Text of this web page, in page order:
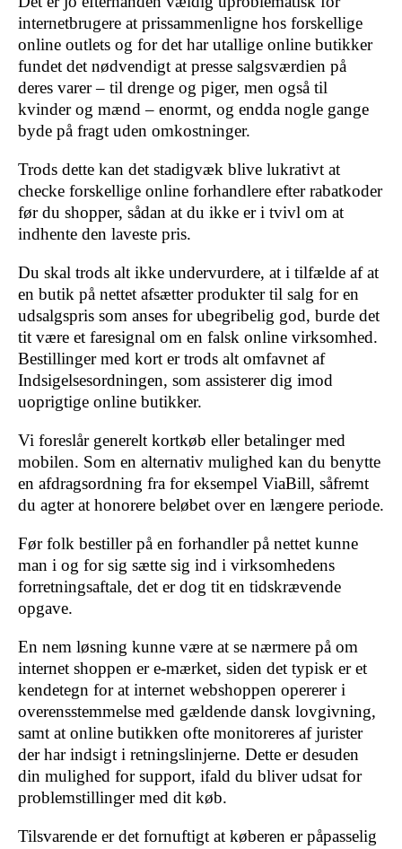
internetbrugere at prissammenligne hos forskellige
online outlets og for det har utallige online butikker
fundet det nødvendigt at presse salgsværdien på
deres varer – til drenge og piger, men også til
kvinder og mænd – enormt, og endda nogle gange
byde på fragt uden omkostninger.
Trods dette kan det stadigvæk blive lukrativt at
checke forskellige online forhandlere efter rabatkoder
før du shopper, sådan at du ikke er i tvivl om at
indhente den laveste pris.
Du skal trods alt ikke undervurdere, at i tilfælde af at
en butik på nettet afsætter produkter til salg for en
udsalgspris som anses for ubegribelig god, burde det
tit være et faresignal om en falsk online virksomhed.
Bestillinger med kort er trods alt omfavnet af
Indsigelsesordningen, som assisterer dig imod
uoprigtige online butikker.
Vi foreslår generelt kortkøb eller betalinger med
mobilen. Som en alternativ mulighed kan du benytte
en afdragsordning fra for eksempel ViaBill, såfremt
du agter at honorere beløbet over en længere periode.
Før folk bestiller på en forhandler på nettet kunne
man i og for sig sætte sig ind i virksomhedens
forretningsaftale, det er dog tit en tidskrævende
opgave.
En nem løsning kunne være at se nærmere på om
internet shoppen er e-mærket, siden det typisk er et
kendetegn for at internet webshoppen opererer i
overensstemmelse med gældende dansk lovgivning,
samt at online butikken ofte monitoreres af jurister
der har indsigt i retningslinjerne. Dette er desuden
din mulighed for support, ifald du bliver udsat for
problemstillinger med dit køb.
Tilsvarende er det fornuftigt at køberen er påpasselig